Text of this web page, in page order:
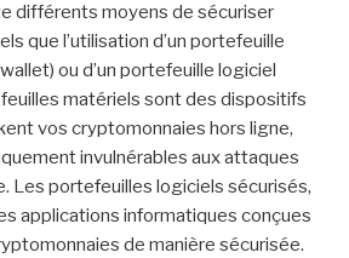
différents moyens de sécuriser
que l’utilisation d’un portefeuille
ou d’un portefeuille logiciel
matériels sont des dispositifs
vos cryptomonnaies hors ligne,
invulnérables aux attaques
Les portefeuilles logiciels sécurisés,
applications informatiques conçues
de manière sécurisée.